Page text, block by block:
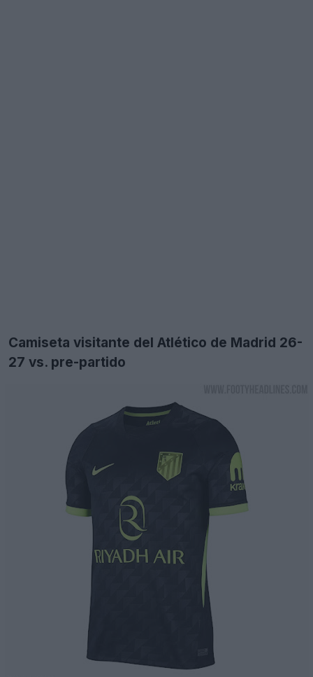
Camiseta visitante del Atlético de Madrid 26-
27 vs. pre-partido